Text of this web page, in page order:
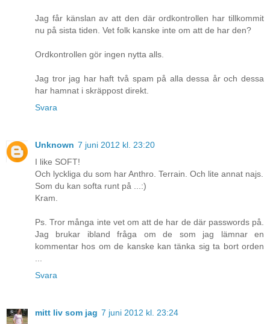
Jag får känslan av att den där ordkontrollen har tillkommit
nu på sista tiden. Vet folk kanske inte om att de har den?
Ordkontrollen gör ingen nytta alls.
Jag tror jag har haft två spam på alla dessa år och dessa
har hamnat i skräppost direkt.
Svara
Unknown 7 juni 2012 kl. 23:20
I like SOFT!
Och lyckliga du som har Anthro. Terrain. Och lite annat najs.
Som du kan softa runt på ...:)
Kram.
Ps. Tror många inte vet om att de har de där passwords på.
Jag brukar ibland fråga om de som jag lämnar en
kommentar hos om de kanske kan tänka sig ta bort orden
Svara
mitt liv som jag 7 juni 2012 kl. 23:24